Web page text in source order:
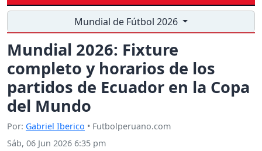
Mundial de Fútbol 2026
Mundial 2026: Fixture
completo y horarios de los
partidos de Ecuador en la Copa
del Mundo
Por: Gabriel Iberico • Futbolperuano.com
Sáb, 06 Jun 2026 6:35 pm